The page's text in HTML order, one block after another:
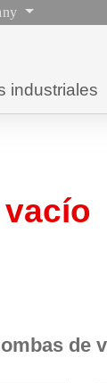
industriales
de